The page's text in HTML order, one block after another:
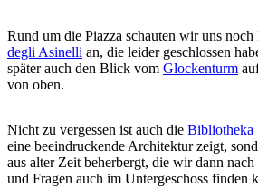
Rund um die Piazza schauten wir uns noch
degli Asinelli an, die leider geschlossen
später auch den Blick vom Glockenturm
von oben.
Nicht zu vergessen ist auch die Bibliotheka
eine beeindruckende Architektur zeigt,
aus alter Zeit beherbergt, die wir dann
und Fragen auch im Untergeschoss finden